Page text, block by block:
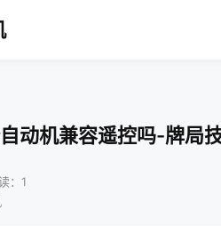
动机兼容遥控吗-牌局
：1